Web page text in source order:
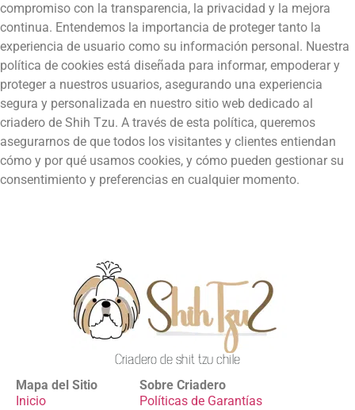
compromiso con la transparencia, la privacidad y la mejora
continua. Entendemos la importancia de proteger tanto la
experiencia de usuario como su información personal. Nuestra
política de cookies está diseñada para informar, empoderar y
proteger a nuestros usuarios, asegurando una experiencia
segura y personalizada en nuestro sitio web dedicado al
criadero de Shih Tzu. A través de esta política, queremos
asegurarnos de que todos los visitantes y clientes entiendan
cómo y por qué usamos cookies, y cómo pueden gestionar su
consentimiento y preferencias en cualquier momento.
Criadero de shit tzu chile
Mapa del Sitio
Inicio
Sobre Criadero
Políticas de Garantías